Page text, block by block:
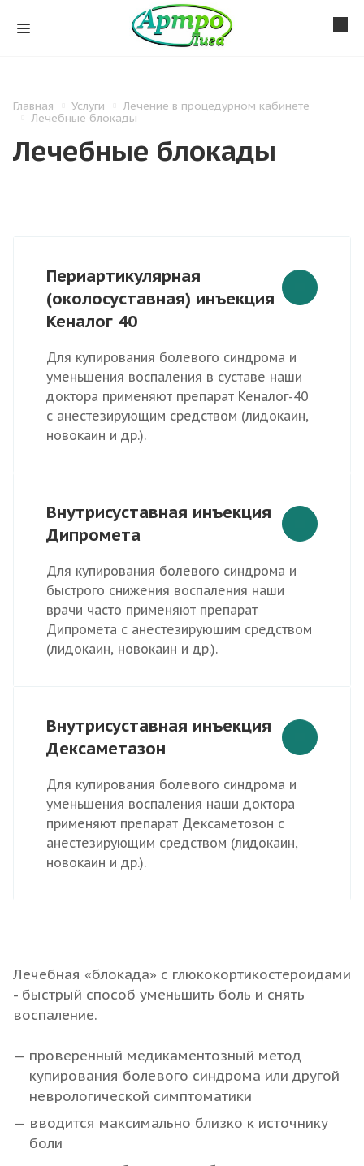
Главная Услуги
Лечение в процедурном кабинете
Лечебные блокады
Лечебные блокады
Периартикулярная
(околосуставная) инъекция
Кеналог 40
Для купирования болевого синдрома и
уменьшения воспаления в суставе наши
доктора применяют препарат Кеналог-40
с анестезирующим средством (лидокаин,
новокаин и др.).
Внутрисуставная инъекция
Дипромета
Для купирования болевого синдрома и
быстрого снижения воспаления наши
врачи часто применяют препарат
Дипромета с анестезирующим средством
(лидокаин, новокаин и др.).
Внутрисуставная инъекция
Дексаметазон
Для купирования болевого синдрома и
уменьшения воспаления наши доктора
применяют препарат Дексаметозон с
анестезирующим средством (лидокаин,
новокаин и др.).
Лечебная «блокада» с глюкокортикостероидами
- быстрый способ уменьшить боль и снять
воспаление.
проверенный медикаментозный метод
купирования болевого синдрома или другой
неврологической симптоматики
вводится максимально близко к источнику
боли